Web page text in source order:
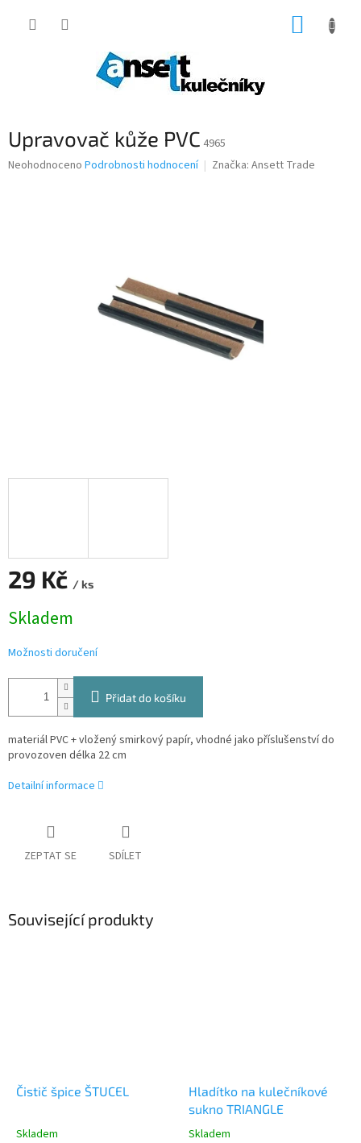
Upravovač kůže PVC 4965
Průměrné
Neohodnoceno Podrobnosti hodnocení Značka: Ansett Trade
29 Kč / ks
cena:
Skladem
Možnosti doručení
Přidat do košíku
materiál PVC + vložený smirkový papír, vhodné jako příslušenství do
provozoven délka 22 cm
Detailní informace
ZEPTAT SE SDÍLET
Související produkty
Čistič špice ŠTUCEL
Skladem
Hladítko na kulečníkové
sukno TRIANGLE
Skladem